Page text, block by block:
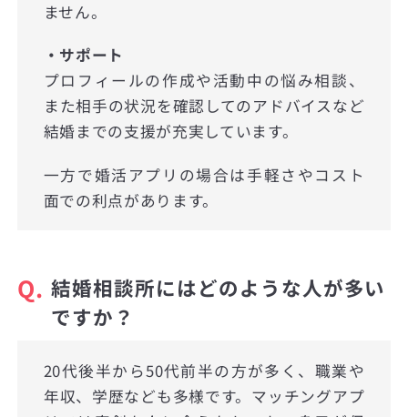
ません。
・サポート
プロフィールの作成や活動中の悩み相談、
また相手の状況を確認してのアドバイスなど
結婚までの支援が充実しています。
一方で婚活アプリの場合は手軽さやコスト
面での利点があります。
Q. 結婚相談所にはどのような人が多い
ですか？
20代後半から50代前半の方が多く、職業や
年収、学歴なども多様です。マッチングアプ